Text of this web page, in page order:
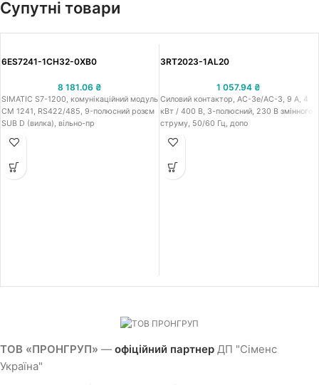
Супутні товари
6ES7241-1CH32-0XB0
8 181.06 ₴
SIMATIC S7-1200, комунікаційний модуль
CM 1241, RS422/485, 9-полюсний розєм
SUB D (вилка), вільно-пр
3RT2023-1AL20
1 057.94 ₴
Силовий контактор, AC-3e/AC-3, 9 A, 4
кВт / 400 В, 3-полюсний, 230 В змінного
струму, 50/60 Гц, допо
ТОВ «ПРОНГРУП» — офіційний партнер ДП "Сіменс
Україна"